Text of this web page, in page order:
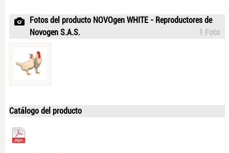
Fotos del producto NOVOgen WHITE - Reproductores de
Novogen S.A.S.
1 Foto
Catálogo del producto